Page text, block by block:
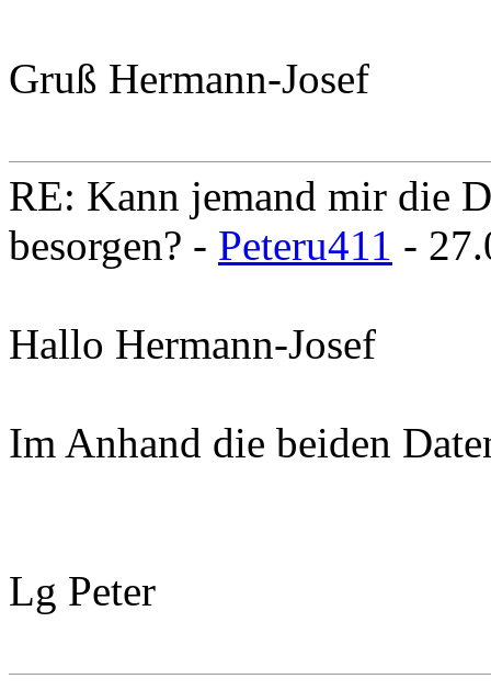
Gruß Hermann-Josef
RE: Kann jemand mir die
besorgen? - Peteru411 -
Hallo Hermann-Josef
Im Anhand die beiden
Lg Peter